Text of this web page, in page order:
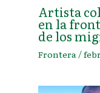
Artista
en la
de los
Frontera/